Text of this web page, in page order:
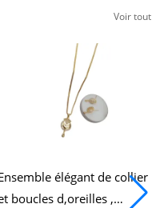
Voir tout
élégant de collier
boucles d,oreilles ,